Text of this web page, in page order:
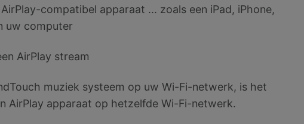
compatibel apparaat ... zoals een iPad, iPhone,
uw computer
AirPlay stream
muziek systeem op uw Wi-Fi-netwerk, is het
AirPlay apparaat op hetzelfde Wi-Fi-netwerk.